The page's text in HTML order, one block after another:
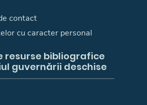
contact
cu caracter personal
resurse bibliografice
guvernării deschise